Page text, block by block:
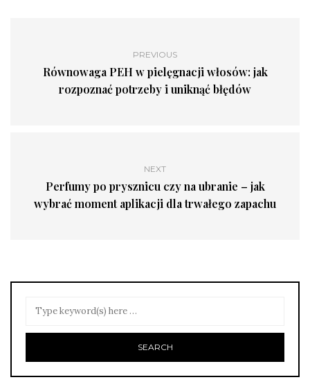
PREVIOUS
Równowaga PEH w pielęgnacji włosów: jak
rozpoznać potrzeby i uniknąć błędów
NEXT
Perfumy po prysznicu czy na ubranie – jak
wybrać moment aplikacji dla trwałego zapachu